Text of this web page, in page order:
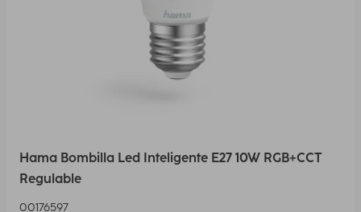
Hama Bombilla Led Inteligente E27 10W RGB+CCT
Regulable
00176597